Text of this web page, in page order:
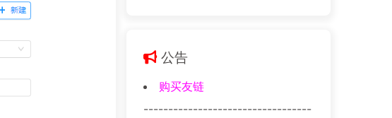
公告
购买友链
----------------------------------